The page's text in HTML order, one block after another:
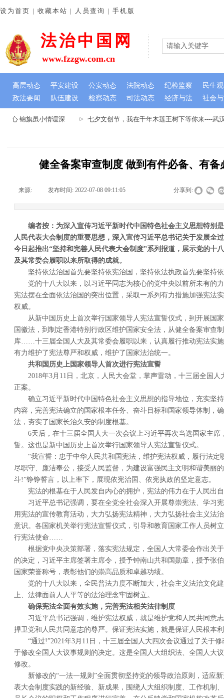
心 锦旗虽小情谊深 七夕文创节，我在千年木莲王树下等你来----武汉
法治中国网
政法要闻 队伍建设 检察动态 司法动态 经济与法 社会
设为首页 | 收藏本站 | 人员查询 | 手机版
www.fzzgw.com.cn
高层动态 平安建设 公安动态 法院动态 纪检监察 民生
健全备案审查制度 做到有件必备、有
来源: 发布时间: 2022-07-08 09:11:05 分享到:
编者按：为深入宣传习近平新时代中国特色社会主义思想特别
人民代表大会制度的重要思想，深入宣传习近平总书记关于发展全
今日起推出“坚持和完善人民代表大会制度”系列报道，展示党的十
及其常委会履职以来所取得的成就。
坚持依法治国首先要坚持依宪治国，坚持依法执政首先要坚持
党的十八大以来，以习近平同志为核心的党中央以前所未有的
宪法摆在全面依法治国的突出位置，采取一系列有力措施加强宪法
权威。
从新中国历史上首次举行国家领导人宪法宣誓仪式，到开展国
国徽法，到制定香港特别行政区维护国家安全法，从健全备案审查
库……十三届全国人大及其常委会履职以来，认真履行推动宪法实
有力维护了宪法尊严和权威，维护了国家法治统一。
共和国历史上国家领导人首次进行宪法宣誓
2018年3月11日，北京，人民大会堂，掌声雷动，十三届全国
正案。
确立习近平新时代中国特色社会主义思想的指导地位，充实坚
内容，完善宪法确立的国家根本任务、奋斗目标和国家领导体制
法，夯实了国家长治久安的制度根基。
6天后，在十三届全国人大一次会议上习近平再次当选国家主席
誓。这也是新中国历史上首次举行国家领导人宪法宣誓仪式。
“我宣誓：忠于中华人民共和国宪法，维护宪法权威，履行法定
尽职守、廉洁奉公，接受人民监督，为建设富强民主文明和谐美丽
斗!”铮铮誓言，以上率下，展现依宪治国、依宪执政的坚定意志。
宪法的根基在于人民发自内心的拥护，宪法的伟力在于人民出
习近平总书记强调，要在全党全社会深入开展尊崇宪法、学习
用宪法的宣传教育活动，大力弘扬宪法精神，大力弘扬社会主义法
意识。各国家机关举行宪法宣誓仪式，引导和教育国家工作人员树
行宪法使命……
根据党中央决策部署，落实宪法规定，全国人大常委会作出关
的决定，习近平主席签署主席令，授予钟南山共和国勋章，授予张
国家荣誉称号，表彰他们的崇高品质和卓越功绩。
党的十八大以来，全民普法力度不断加大，社会主义法治文化
上、法律面前人人平等的法治理念牢固树立。
确保宪法全面有效实施，完善宪法相关法律制度
习近平总书记强调，维护宪法权威，就是维护党和人民共同意
捍卫党和人民共同意志的尊严。保证宪法实施，就是保证人民根本
“通过!”2021年3月11日，十三届全国人大四次会议通过了关于
于修改全国人大议事规则的决定。这是全国人大组织法、全国人大
修改。
新修改的“一法一规则”全面贯彻坚持党的领导政治原则，适应
表大会制度实践的新经验、新成果，围绕人大组织制度、工作机制